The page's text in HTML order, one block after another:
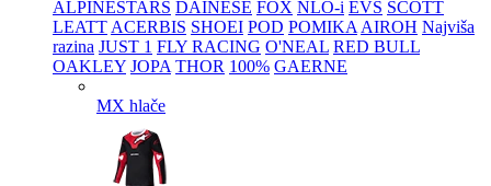
ALPINESTARS DAINESE FOX NLO-i EVS SCOTT
LEATT ACERBIS SHOEI POD POMIKA AIROH Najviša
razina JUST 1 FLY RACING O'NEAL RED BULL
OAKLEY JOPA THOR 100% GAERNE
MX hlače